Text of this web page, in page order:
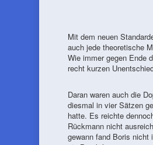
Mit dem neuen
auch jede theoretische
Wie immer gegen Ende
recht kurzen
Daran waren auch die
diesmal in vier Sätzen
hatte. Es reichte
Rückmann nicht
gewann fand Boris